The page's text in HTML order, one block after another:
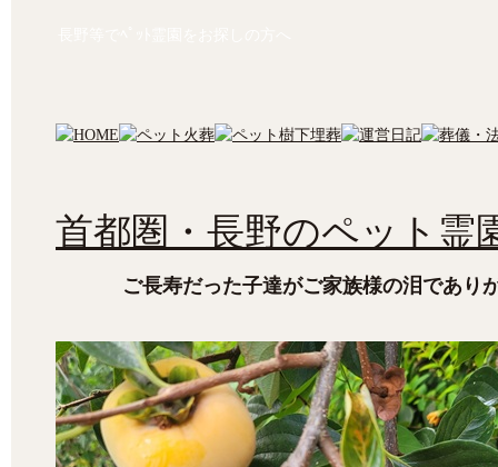
首都圏・長野のペット霊
ご長寿だった子達がご家族様の泪であり